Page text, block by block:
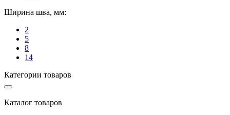
Ширина шва, мм:
2
5
8
14
Категории товаров
Каталог товаров